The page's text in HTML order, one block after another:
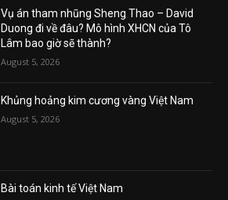
Vụ án tham nhũng Sheng Thao – David
Duong đi về đâu? Mô hình XHCN của Tô
Lâm bao giờ sẽ thành?
August 5, 2026
Khủng hoảng kim cương vàng Việt Nam
August 5, 2026
Bài toán kinh tế Việt Nam